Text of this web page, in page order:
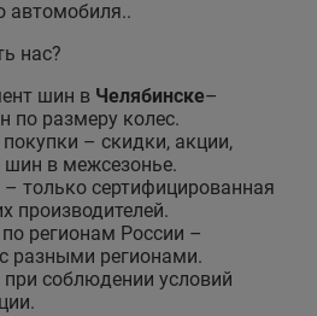
автомобиля..
нас?
шин в Челябинске–
по размеру колес.
– скидки, акции,
шин в межсезонье.
только сертифицированная
производителей.
регионам России –
разными регионами.
соблюдении условий